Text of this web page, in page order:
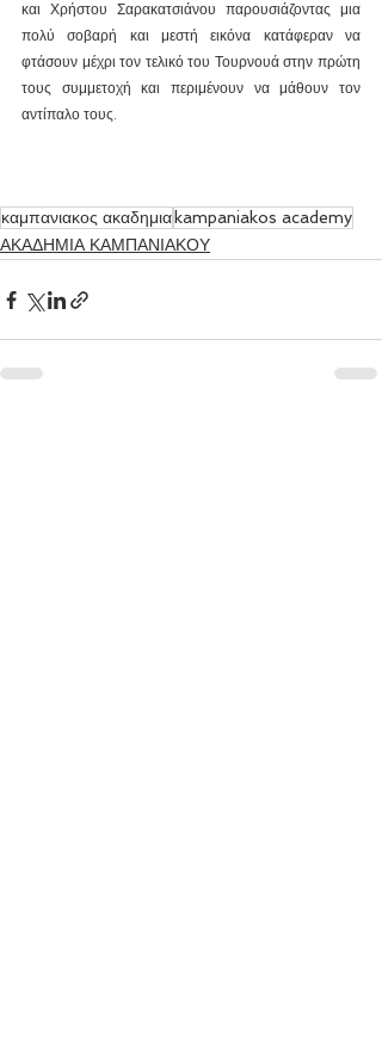
και Χρήστου Σαρακατσιάνου παρουσιάζοντας μια
πολύ σοβαρή και μεστή εικόνα κατάφεραν να
φτάσουν μέχρι τον τελικό του Τουρνουά στην πρώτη
τους συμμετοχή και περιμένουν να μάθουν τον
αντίπαλο τους.
καμπανιακος ακαδημια kampaniakos academy
ΑΚΑΔΗΜΙΑ ΚΑΜΠΑΝΙΑΚΟΥ